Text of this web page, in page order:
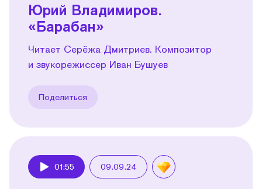
Юрий Владимиров.
«Барабан»
Читает Серёжа Дмитриев. Композитор
и звукорежиссер Иван Бушуев
Поделиться
01:55 09.09.24